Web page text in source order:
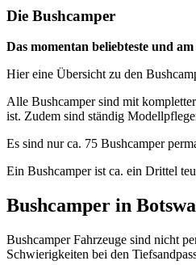
Die Bushcamper
Das momentan beliebteste und
Hier eine Übersicht zu den
Alle Bushcamper sind mit
ist. Zudem sind ständig
Es sind nur ca. 75 Bushcamper
Ein Bushcamper ist ca. ein Drittel
Bushcamper in
Bushcamper Fahrzeuge sind nicht
Schwierigkeiten bei den